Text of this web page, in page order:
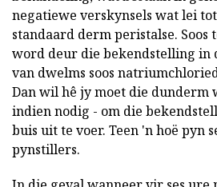
negatiewe verskynsels wat lei
standaard derm peristalse.
word deur die bekendstelling in
van dwelms soos
Dan wil hê jy moet die dunderm
indien nodig - om die
buis uit te voer. Teen 'n hoë pyn
pynstillers.